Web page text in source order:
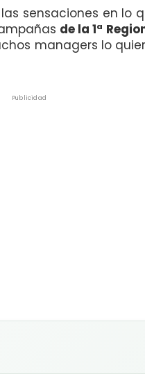
sensaciones en lo
de la 1ª
managers lo
Publicidad